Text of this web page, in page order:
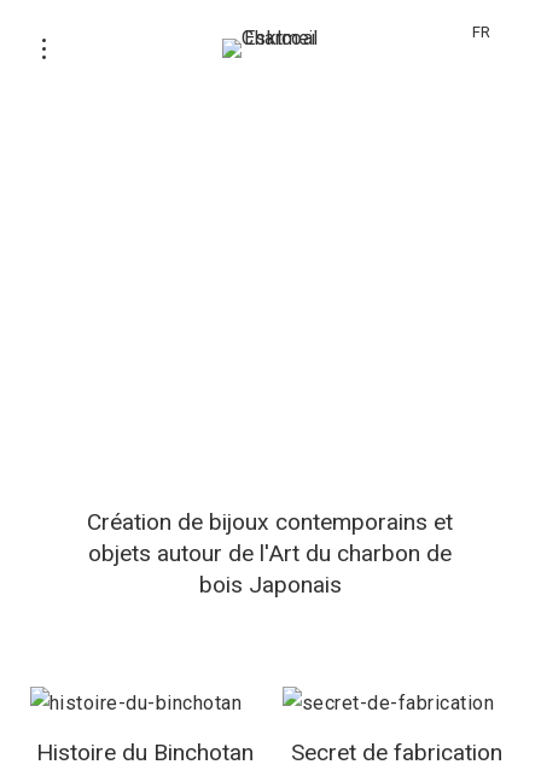
FR
Création de bijoux contemporains et
objets autour de l'Art du charbon de
bois Japonais
Histoire du Binchotan Secret de fabrication